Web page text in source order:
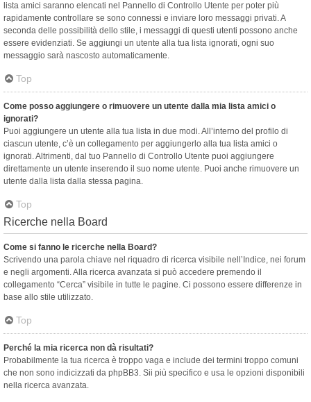
lista amici saranno elencati nel Pannello di Controllo Utente per poter più
rapidamente controllare se sono connessi e inviare loro messaggi privati. A
seconda delle possibilità dello stile, i messaggi di questi utenti possono anche
essere evidenziati. Se aggiungi un utente alla tua lista ignorati, ogni suo
messaggio sarà nascosto automaticamente.
Top
Come posso aggiungere o rimuovere un utente dalla mia lista amici o
ignorati?
Puoi aggiungere un utente alla tua lista in due modi. All’interno del profilo di
ciascun utente, c’è un collegamento per aggiungerlo alla tua lista amici o
ignorati. Altrimenti, dal tuo Pannello di Controllo Utente puoi aggiungere
direttamente un utente inserendo il suo nome utente. Puoi anche rimuovere un
utente dalla lista dalla stessa pagina.
Top
Ricerche nella Board
Come si fanno le ricerche nella Board?
Scrivendo una parola chiave nel riquadro di ricerca visibile nell’Indice, nei forum
e negli argomenti. Alla ricerca avanzata si può accedere premendo il
collegamento “Cerca” visibile in tutte le pagine. Ci possono essere differenze in
base allo stile utilizzato.
Top
Perché la mia ricerca non dà risultati?
Probabilmente la tua ricerca è troppo vaga e include dei termini troppo comuni
che non sono indicizzati da phpBB3. Sii più specifico e usa le opzioni disponibili
nella ricerca avanzata.